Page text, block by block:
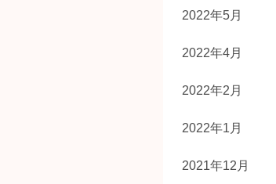
2022年5月
2022年4月
2022年2月
2022年1月
2021年12月